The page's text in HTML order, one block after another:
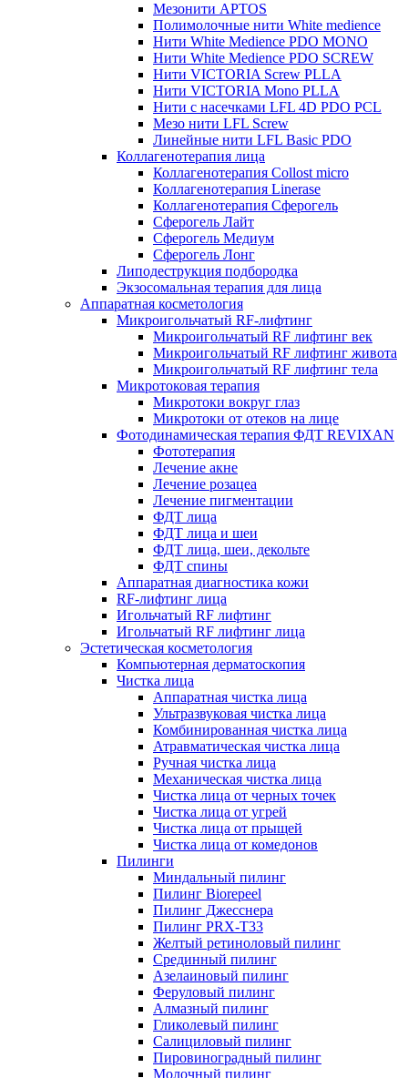
Мезонити APTOS
Полимолочные нити White medience
Нити White Medience PDO MONO
Нити White Medience PDO SCREW
Нити VICTORIA Screw PLLA
Нити VICTORIA Mono PLLA
Нити с насечками LFL 4D PDO PCL
Мезо нити LFL Screw
Линейные нити LFL Basic PDO
Коллагенотерапия лица
Коллагенотерапия Collost micro
Коллагенотерапия Linerase
Коллагенотерапия Сферогель
Сферогель Лайт
Сферогель Медиум
Сферогель Лонг
Липодеструкция подбородка
Экзосомальная терапия для лица
Аппаратная косметология
Микроигольчатый RF-лифтинг
Микроигольчатый RF лифтинг век
Микроигольчатый RF лифтинг живота
Микроигольчатый RF лифтинг тела
Микротоковая терапия
Микротоки вокруг глаз
Микротоки от отеков на лице
Фотодинамическая терапия ФДТ REVIXAN
Фототерапия
Лечение акне
Лечение розацеа
Лечение пигментации
ФДТ лица
ФДТ лица и шеи
ФДТ лица, шеи, декольте
ФДТ спины
Аппаратная диагностика кожи
RF-лифтинг лица
Игольчатый RF лифтинг
Игольчатый RF лифтинг лица
Эстетическая косметология
Компьютерная дерматоскопия
Чистка лица
Аппаратная чистка лица
Ультразвуковая чистка лица
Комбинированная чистка лица
Атравматическая чистка лица
Ручная чистка лица
Механическая чистка лица
Чистка лица от черных точек
Чистка лица от угрей
Чистка лица от прыщей
Чистка лица от комедонов
Пилинги
Миндальный пилинг
Пилинг Biorepeel
Пилинг Джесснера
Пилинг PRX-T33
Желтый ретиноловый пилинг
Срединный пилинг
Азелаиновый пилинг
Феруловый пилинг
Алмазный пилинг
Гликолевый пилинг
Салициловый пилинг
Пировиноградный пилинг
Молочный пилинг